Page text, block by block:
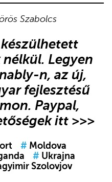
Szabolcs
Legyen
n, az új,
fejlesztésű
Paypal,
itt >>>
# Moldova
# Ukrajna
Szolovjov